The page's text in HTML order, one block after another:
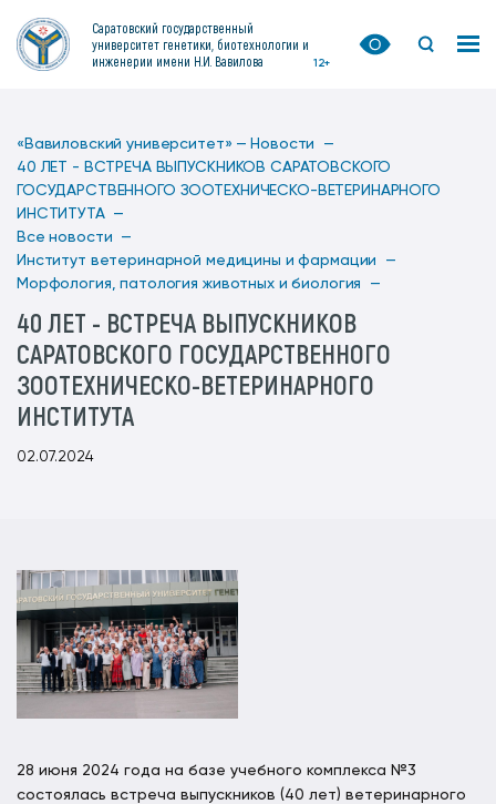
Саратовский государственный
университет генетики, биотехнологии и
инженерии имени Н.И. Вавилова
12+
«Вавиловский университет» — Новости —
40 ЛЕТ - ВСТРЕЧА ВЫПУСКНИКОВ САРАТОВСКОГО
ГОСУДАРСТВЕННОГО ЗООТЕХНИЧЕСКО-ВЕТЕРИНАРНОГО
ИНСТИТУТА —
Все новости —
Институт ветеринарной медицины и фармации —
Морфология, патология животных и биология —
40 ЛЕТ - ВСТРЕЧА ВЫПУСКНИКОВ
САРАТОВСКОГО ГОСУДАРСТВЕННОГО
ЗООТЕХНИЧЕСКО-ВЕТЕРИНАРНОГО
ИНСТИТУТА
02.07.2024
28 июня 2024 года на базе учебного комплекса №3
состоялась встреча выпускников (40 лет) ветеринарного